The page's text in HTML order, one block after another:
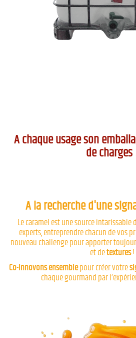
A chaque usage son
de charges
A la recherche d'une
Le caramel est une source intarissable
experts, entreprendre chacun de vos
nouveau challenge pour apporter
et detextures!
Co-innovons ensemblepour créer votre
chaque gourmand par